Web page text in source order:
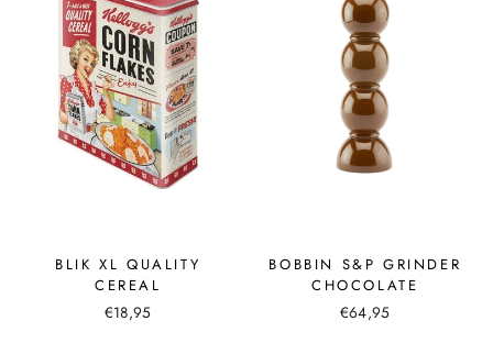
BLIK XL QUALITY
CEREAL
€18,95
BOBBIN S&P GRINDER
CHOCOLATE
€64,95